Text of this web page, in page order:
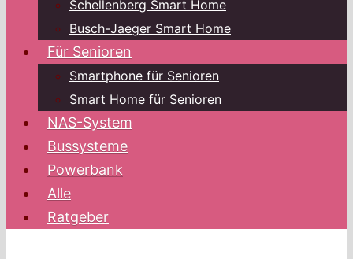
Schellenberg Smart Home
Busch-Jaeger Smart Home
Für Senioren
Smartphone für Senioren
Smart Home für Senioren
NAS-System
Bussysteme
Powerbank
Alle
Ratgeber